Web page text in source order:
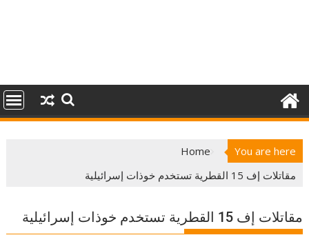
You are here
Home
مقاتلات إف 15 القطرية تستخدم خوذات إسرائيلية
مقاتلات إف 15 القطرية تستخدم خوذات إسرائيلية